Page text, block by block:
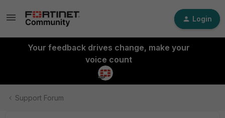
Login
Your feedback drives change, make your
voice count
Support Forum